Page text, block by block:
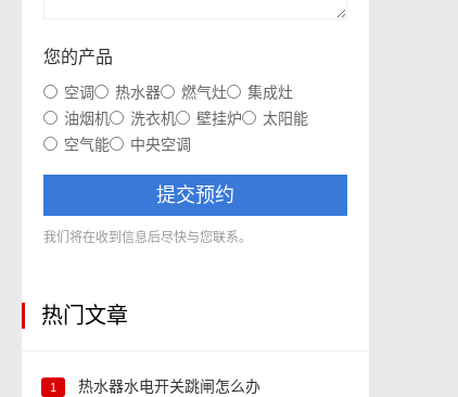
您的产品
空调 热水器 燃气灶
集成灶
油烟机
洗衣机 壁挂炉
太阳能
空气能
中央空调
提交预约
我们将在收到信息后尽快与您联系。
热门文章
1 热水器水电开关跳闸怎么办